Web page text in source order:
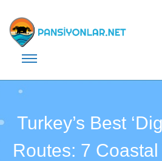
Turkey’s Best
Routes: 7